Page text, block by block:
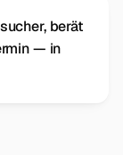
berät
— in